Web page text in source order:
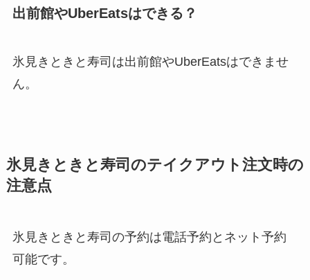
出前館やUberEatsはできる？
氷見きときと寿司は出前館やUberEatsはできませ
ん。
氷見きときと寿司のテイクアウト注文時の
注意点
氷見きときと寿司の予約は電話予約とネット予約
可能です。